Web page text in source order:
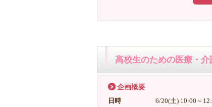
高校生のための医療・
企画概要
日時 6/20(土) 10:00～